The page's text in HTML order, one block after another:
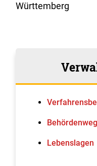
Württemberg
Lebenslagen